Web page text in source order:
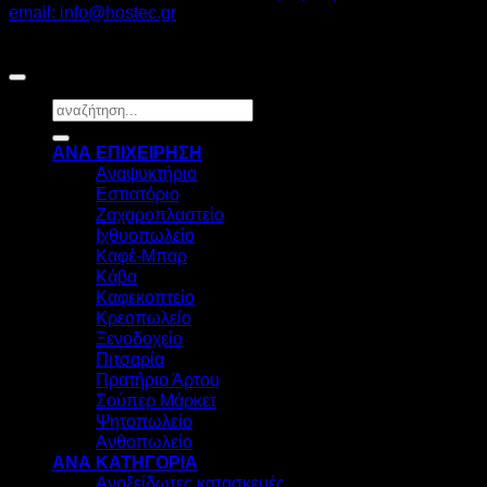
email: info@hostec.gr
Αναζήτηση
για:
ΑΝΑ ΕΠΙΧΕΙΡΗΣΗ
Αναψυκτήριο
Εστιατόριο
Ζαχαροπλαστείο
Ιχθυοπωλείο
Καφέ-Μπαρ
Κάβα
Καφεκοπτείο
Κρεοπωλείο
Ξενοδοχείο
Πιτσαρία
Πρατήριο Άρτου
Σούπερ Μάρκετ
Ψητοπωλείο
Ανθοπωλείο
ΑΝΑ ΚΑΤΗΓΟΡΙΑ
Ανοξείδωτες κατασκευές